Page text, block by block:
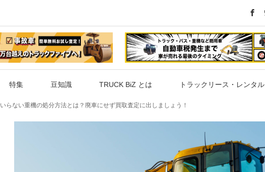
特集 豆知識 TRUCK BiZ とは トラックリース・レンタル
いらない重機の処分方法とは？廃車にせず買取査定に出しましょう！